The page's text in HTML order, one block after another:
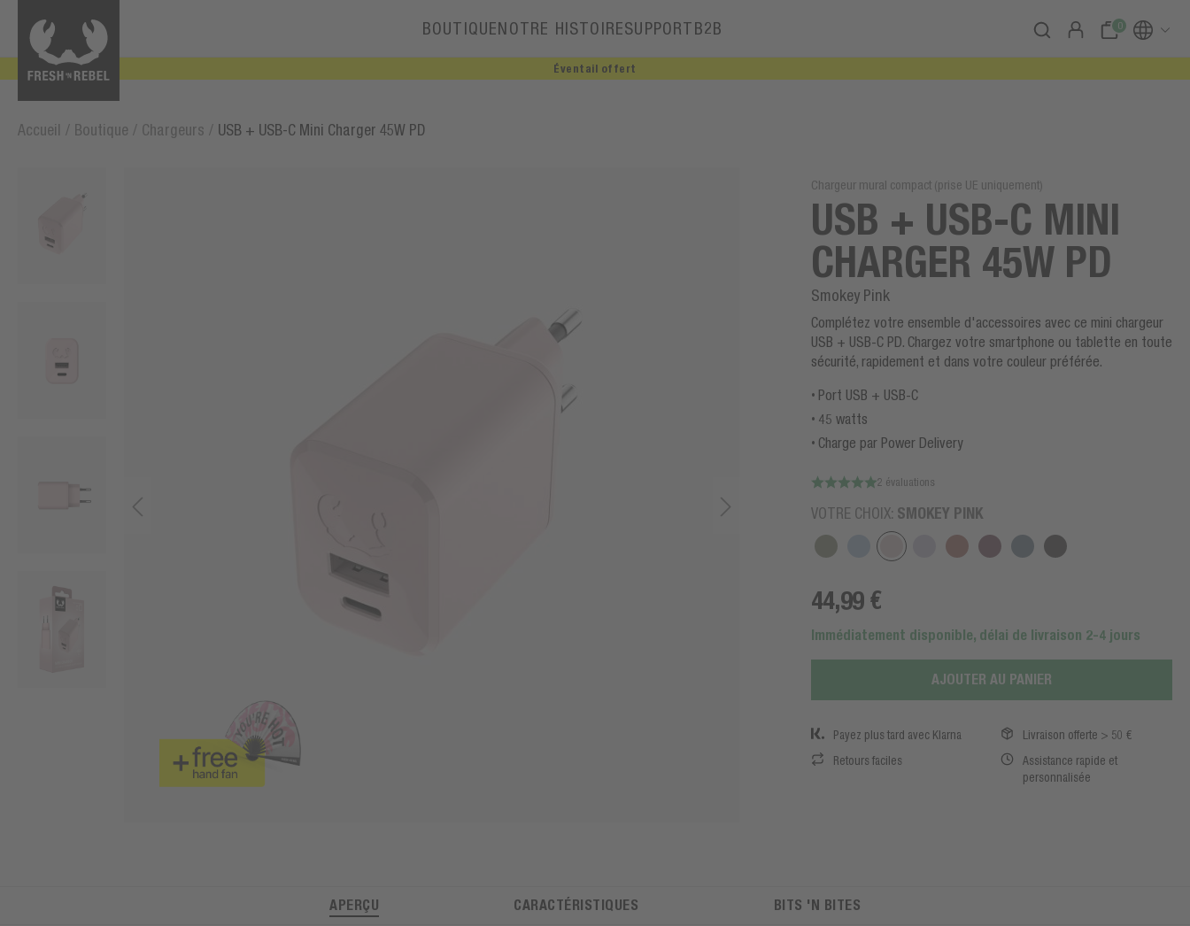
0
BOUTIQUENOTRE HISTOIRE
Notre histoire
SUPPORTB2B
Éventail offert
Accueil / Boutique / Chargeurs / USB + USB-C Mini Charger 45W PD
Chargeur mural compact (prise UE uniquement)
USB + USB-C MINI
CHARGER 45W PD
Smokey Pink
Complétez votre ensemble d'accessoires avec ce mini chargeur
USB + USB-C PD. Chargez votre smartphone ou tablette en toute
sécurité, rapidement et dans votre couleur préférée.
Port USB + USB-C
45 watts
Charge par Power Delivery
2 évaluations
VOTRE CHOIX: SMOKEY PINK
44,99 €
Immédiatement disponible, délai de livraison 2-4 jours
AJOUTER AU PANIER
Payez plus tard avec Klarna
Livraison offerte > 50 €
Retours faciles
Assistance rapide et
personnalisée
APERÇU CARACTÉRISTIQUES BITS 'N BITES